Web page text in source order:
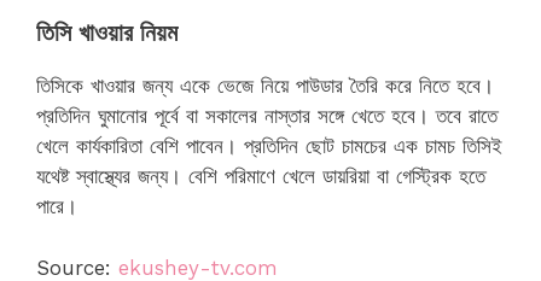
তিসি খাওয়ার নিয়ম
তিসিকে খাওয়ার জন্য একে ভেজে নিয়ে পাউডার তৈরি করে নিতে হবে।
প্রতিদিন ঘুমানোর পূর্বে বা সকালের নাস্তার সঙ্গে খেতে হবে। তবে রাতে
খেলে কার্যকারিতা বেশি পাবেন। প্রতিদিন ছোট চামচের এক চামচ তিসিই
যথেষ্ট স্বাস্থ্যের জন্য। বেশি পরিমাণে খেলে ডায়রিয়া বা গেস্ট্রিক হতে
পারে।
Source: ekushey-tv.com